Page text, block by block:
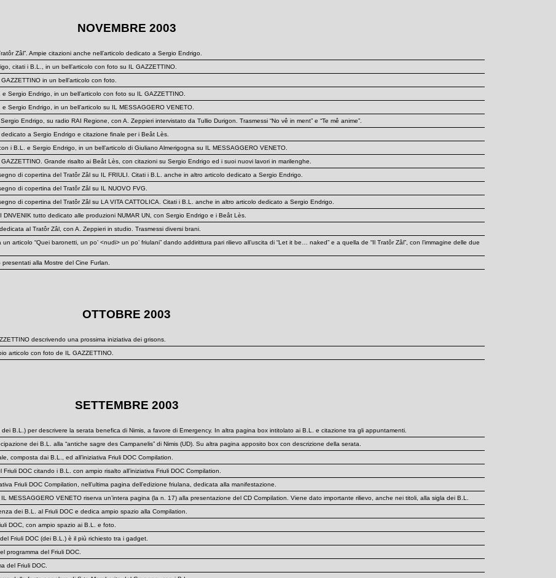
NOVEMBRE 2003
Zâl”. Ampie citazioni anche nell’articolo dedicato a Sergio Endrigo.
citati i B.L., in un bell’articolo con foto su IL GAZZETTINO.
in un bell’articolo con foto.
Sergio Endrigo, in un bell’articolo con foto su IL GAZZETTINO.
Sergio Endrigo, in un bell’articolo su IL MESSAGGERO VENETO.
Endrigo, su radio RAI Regione, con A. Zeppieri intervistato da Tullio Durigon. Trasmessi “No vê in ment” e “Te mê anime”.
a Sergio Endrigo e citazione finale per i Beât Lès.
i B.L. e Sergio Endrigo, in un bell’articolo di Giuliano Almerigogna su IL MESSAGGERO VENETO.
Grande risalto ai Beât Lès, con citazioni su Sergio Endrigo ed i suoi nuovi lavori in marilenghe.
di copertina del Tratôr Zâl su IL FRIULI. Citati i B.L. anche in altro articolo dedicato a Sergio Endrigo.
di copertina del Tratôr Zâl su IL NUOVO FVG.
di copertina del Tratôr Zâl su LA VITA CATTOLICA. Citati i B.L. anche in altro articolo dedicato a Sergio Endrigo.
tutto dedicato alle produzioni NUMAR UN, con Sergio Endrigo e i Beât Lès.
al Tratôr Zâl, con A. Zeppieri in studio. Trasmessi diversi brani.
articolo “Quei baronetti, un po’ <nudi> un po’ friulani” dando addirittura pari rilievo all’uscita di “Let it be… naked” e a quella de “Il Tratôr Zâl”, con l’immagine delle due
alla Mostre del Cine Furlan.
OTTOBRE 2003
descrivendo una prossima iniziativa dei grisons.
articolo con foto de IL GAZZETTINO.
SETTEMBRE 2003
B.L.) per descrivere la serata benefica di Nimis, a favore di Emergency. In altra pagina box intitolato ai B.L. e citazione tra gli appuntamenti.
dei B.L. alla “antiche sagre des Campanelis” di Nimis (UD). Su altra pagina apposito box con descrizione della serata.
composta dai B.L., ed all’iniziativa Friuli DOC Compilation.
DOC citando i B.L. con ampio risalto all’iniziativa Friuli DOC Compilation.
Friuli DOC Compilation, nell’ultima pagina dell’edizione friulana, dedicata alla manifestazione.
MESSAGGERO VENETO riserva un’intera pagina (la n. 17) alla presentazione del CD Compilation. Viene dato importante rilievo, anche nei titoli, alla sigla dei B.L.
dei B.L. al Friuli DOC e dedica ampio spazio alla Compilation.
DOC, con ampio spazio ai B.L. e foto.
Friuli DOC (dei B.L.) è il più richiesto tra i gadget.
programma del Friuli DOC.
del Friuli DOC.